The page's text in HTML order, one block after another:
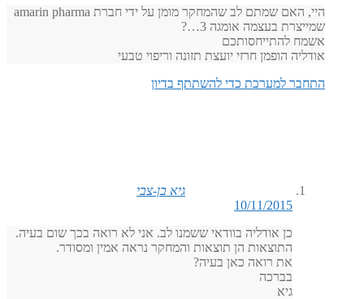
היי, האם שמתם לב שהמחקר מומן על ידי חברת amarin pharma
שמייצרת בעצמה אומגה 3…?
אשמח להתייחסותכם
אודליה הופמן חרזי יועצת תזונה וריפוי טבעי
התחבר למערכת כדי להשתתף בדיון
גיא בן-צבי
10/11/2015
כן אודליה בוודאי ששמנו לב. אני לא רואה בכך שום בעיה.
התוצאות הן תוצאות והמחקר נראה אמין ומסודר.
את רואה כאן בעיה?
בברכה
גיא